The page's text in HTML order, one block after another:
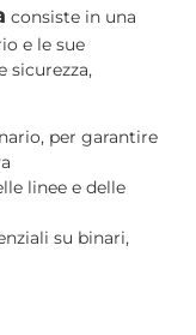
consiste in una
e le sue
sicurezza,
per garantire
linee e delle
su binari,